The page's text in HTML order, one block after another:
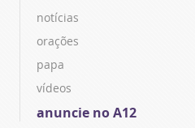
notícias
orações
papa
vídeos
anuncie no A12